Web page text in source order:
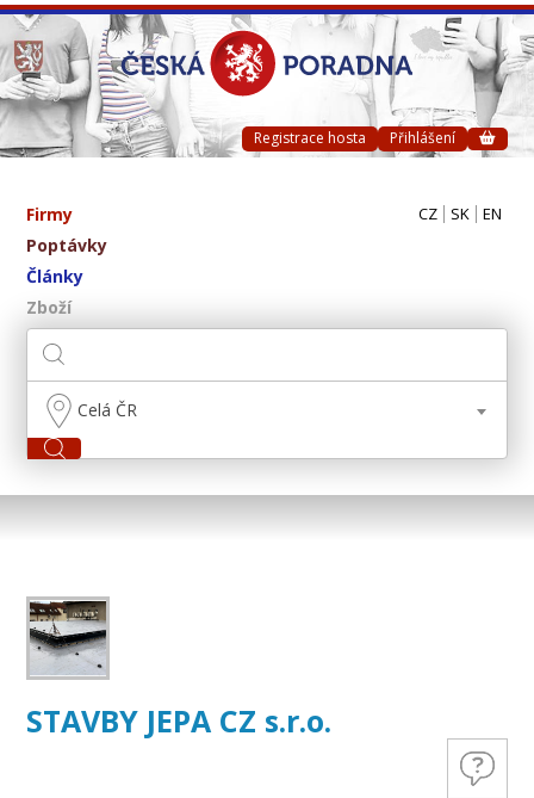
Registrace hosta Přihlášení
Firmy
Poptávky
Články
Zboží
CZ SK EN
Celá ČR
STAVBY JEPA CZ s.r.o.